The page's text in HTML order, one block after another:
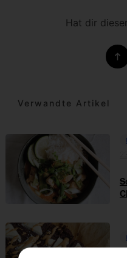
Hat dir
Verwandte Artikel